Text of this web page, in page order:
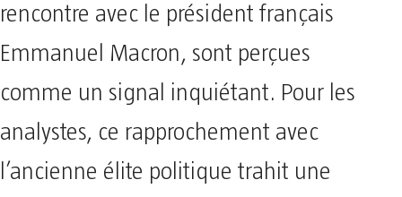
rencontre avec le président français
Emmanuel Macron, sont perçues
comme un signal inquiétant. Pour les
analystes, ce rapprochement avec
l’ancienne élite politique trahit une